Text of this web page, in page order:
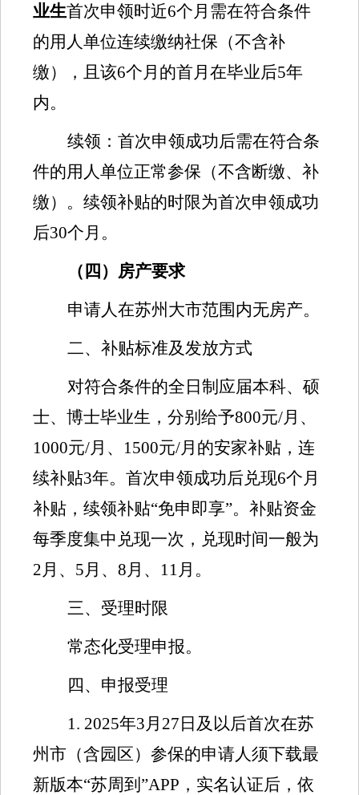
业生首次申领时近6个月需在符合条件
的用人单位连续缴纳社保（不含补
缴），且该6个月的首月在毕业后5年
内。
续领： 首次申领成功后需在符合条
件的用人单位正常参保（不含断缴、补
缴）。续领补贴的时限为首次申领成功
后30个月。
（四）房产要求
申请人在苏州大市范围内无房产。
二、补贴标准及发放方式
对符合条件的全日制应届本科、硕
士、博士毕业生，分别给予800元/月、
1000元/月、 1500元/月的安家补贴，连
续补贴3年。 首次申领成功后兑现6个月
补贴，续领补贴“免申即享”。补贴资金
每季度集中兑现一次，兑现时间一般为
2月、 5月、 8月、 11月。
三、受理时限
常态化受理申报。
四、申报受理
1. 2025年3月 27 日 及以后首次在苏
州市（含园区） 参保的申请人须下载最
新版本“苏周到 ”APP ，实名认证后，依